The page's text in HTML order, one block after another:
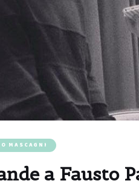
MASCAGNI
a Fausto